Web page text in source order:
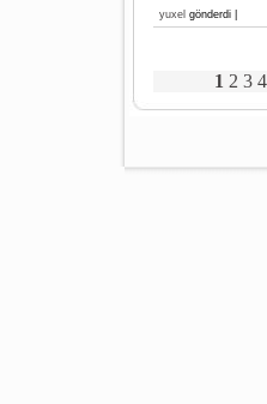
yuxel gönderdi |
1 2 3 4